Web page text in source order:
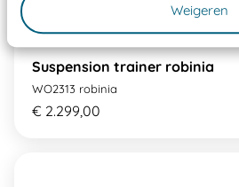
Weigeren
Suspension trainer robinia
WO2313 robinia
€ 2.299,00